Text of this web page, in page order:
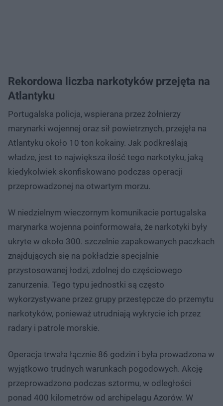
Rekordowa liczba narkotyków przejęta na
Atlantyku
Portugalska policja, wspierana przez żołnierzy
marynarki wojennej oraz sił powietrznych, przejęła na
Atlantyku około 10 ton kokainy. Jak podkreślają
władze, jest to największa ilość tego narkotyku, jaką
kiedykolwiek skonfiskowano podczas operacji
przeprowadzonej na otwartym morzu.
W niedzielnym wieczornym komunikacie portugalska
marynarka wojenna poinformowała, że narkotyki były
ukryte w około 300. szczelnie zapakowanych paczkach
znajdujących się na pokładzie specjalnie
przystosowanej łodzi, zdolnej do częściowego
zanurzenia. Tego typu jednostki są często
wykorzystywane przez grupy przestępcze do przemytu
narkotyków, ponieważ utrudniają wykrycie ich przez
radary i patrole morskie.
Operacja trwała łącznie 86 godzin i była prowadzona w
wyjątkowo trudnych warunkach pogodowych. Akcję
przeprowadzono podczas sztormu, w odległości
ponad 400 kilometrów od archipelagu Azorów. W